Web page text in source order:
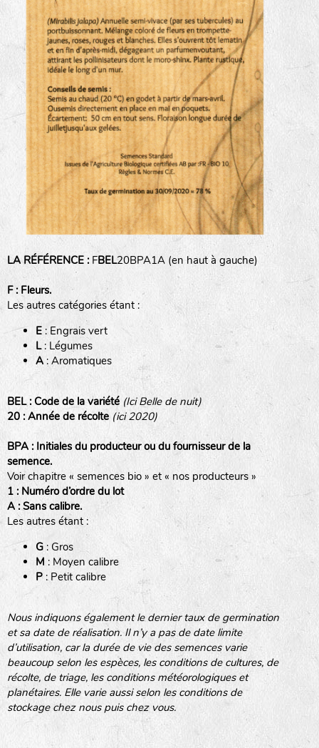
BINGENHEIMER SAATGUT (BGH)
www.bingenheimersaatgut.de
DE BOLSTER (DBO)
www.bolster.nl
GRAINE DEL PAÏS (GDP)
www.grainesdelpais.com
JARDIN EN’VIE (JEV)
LA BOITE A GRAINES (LBAG)
LA RÉFÉRENCE : FBEL20BPA1A (en haut à gauche)
F : Fleurs.
Les autres catégories étant :
E: Engrais vert
L: Légumes
A: Aromatiques
BEL : Code de la variété (Ici Belle de nuit)
20 : Année de récolte (ici 2020)
BPA : Initiales du producteur ou du fournisseur de la
semence.
Voir chapitre « semences bio » et « nos producteurs »
1 : Numéro d’ordre du lot
A : Sans calibre.
Les autres étant :
G: Gros
M : Moyen calibre
P: Petit calibre
Nous indiquons également le dernier taux de germination
et sa date de réalisation. Il n’y a pas de date limite
d’utilisation, car la durée de vie des semences varie
beaucoup selon les espèces, les conditions de cultures, de
récolte, de triage, les conditions météorologiques et
planétaires. Elle varie aussi selon les conditions de
stockage chez nous puis chez vous.
fleurs
animaux domestiques
animaux sauvages
biodiversité cultivée
Légumes feuilles
Légumes racines
Plantes aromatiques